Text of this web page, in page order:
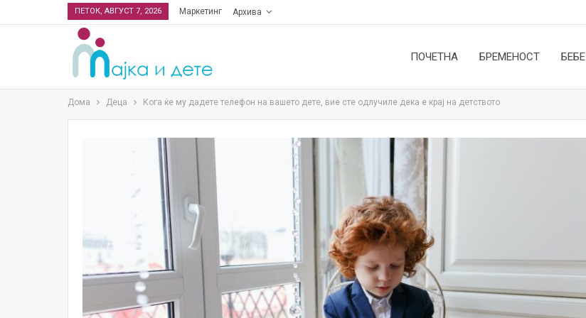
ПЕТОК, АВГУСТ 7, 2026 Маркетинг Архива
ПОЧЕТНА БРЕМЕНОСТ БЕБЕ
Дома Деца Кога ќе му дадете телефон на вашето дете, вие сте одлучиле дека е крај на детството